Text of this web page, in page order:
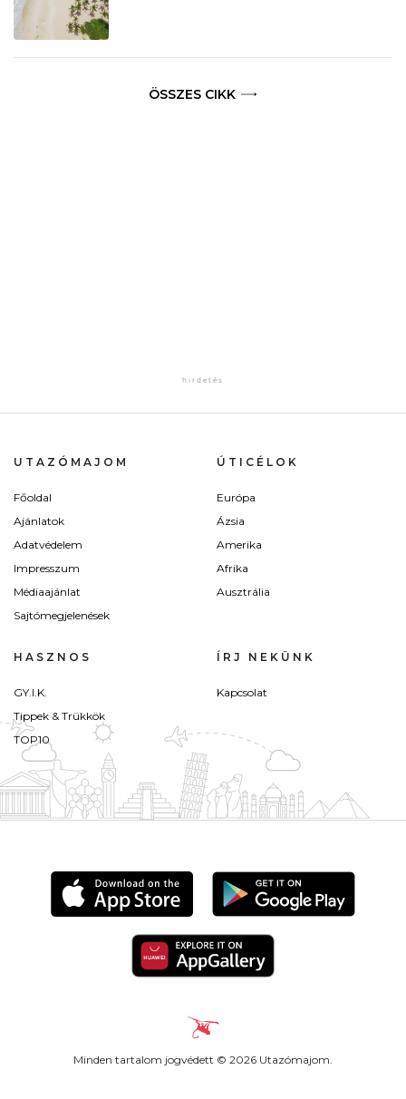
ÖSSZES CIKK
UTAZÓMAJOM
Főoldal
Ajánlatok
Adatvédelem
Impresszum
Médiaajánlat
Sajtómegjelenések
ÚTICÉLOK
Európa
Ázsia
Amerika
Afrika
Ausztrália
HASZNOS
GY.I.K.
Tippek & Trükkök
TOP10
ÍRJ NEKÜNK
Kapcsolat
Minden tartalom jogvédett © 2026 Utazómajom.